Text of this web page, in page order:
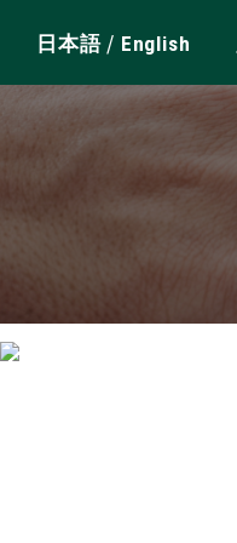
日本語/ English